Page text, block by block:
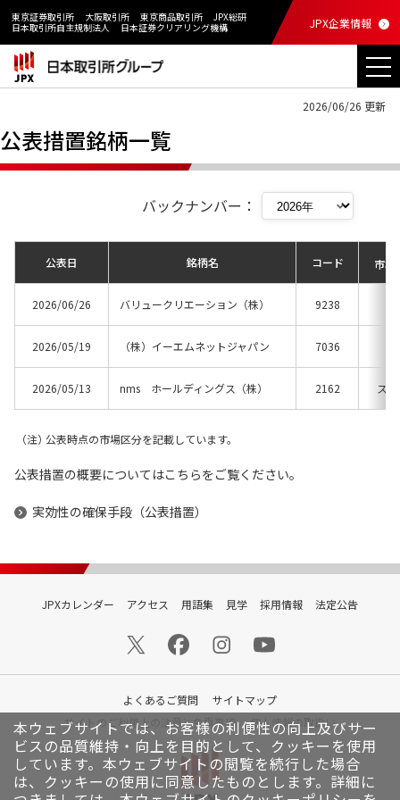
本ウェブサイトでは、お客様の利便性の向上及びサー
ビスの品質維持・向上を目的として、クッキーを使用
しています。 本ウェブサイトの閲覧を続行した場合
は、クッキーの使用に同意したものとします。詳細に
東京証券取引所 大阪取引所 東京商品取引所
JPX総研
日本取引所自主規制法人
日本証券クリアリング機構 JPX企業情報
2026/06/26 更新
公表措置銘柄一覧
バックナンバー：
公表日 銘柄名 コード 市場
2026/06/26 バリュークリエーション（株） 9238
2026/05/19 （株）イーエムネットジャパン 7036
2026/05/13 nms ホールディングス（株） 2162 ス
公表時点の市場区分を記載しています。
公表措置の概要についてはこちらをご覧ください。
実効性の確保手段（公表措置）
JPXカレンダー アクセス 用語集 見学 採用情報 法定公告
よくあるご質問
サイトマップ
サイトのご利用上の注意と免責事項
個人情報の取扱い